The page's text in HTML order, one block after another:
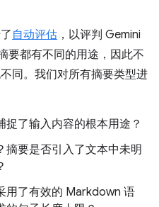
自动评估 ，以评判 Gemini
要都有不同的用途，因此不
同。我们对所有摘要类型进
捉了输入内容的根本用途？
摘要是否引入了文本中未明
用了有效的 Markdown 语